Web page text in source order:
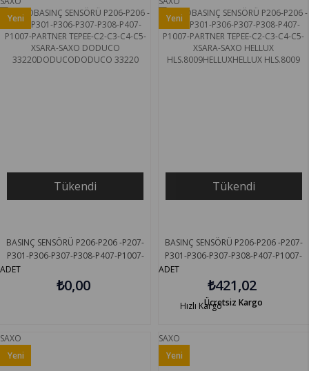
Tükendi
BASINÇ SENSÖRÜ P206-P206 -P207-
P301-P306-P307-P308-P407-P1007-
PARTNER TEPEE-C2-C3-C4-C5-XSARA-
SAXO DODUCO 33220
ADET
₺0,00
Yeni
Ürün
Tükendi
BASINÇ SENSÖRÜ P206-P206 -P207-
P301-P306-P307-P308-P407-P1007-
PARTNER TEPEE-C2-C3-C4-C5-XSARA-
SAXO HELLUX HLS.8009
ADET
₺421,02
Ücretsiz Kargo
Yeni
Ürün
Hızlı Kargo
SAXO
Yeni
SAXO
Yeni